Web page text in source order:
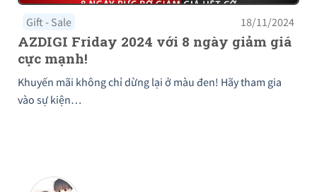
Gift - Sale 18/11/2024
AZDIGI Friday 2024 với 8 ngày giảm giá
cực mạnh!
Khuyến mãi không chỉ dừng lại ở màu đen! Hãy tham gia
vào sự kiện…